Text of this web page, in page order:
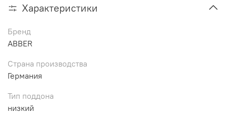
Характеристики
Бренд
ABBER
Страна производства
Германия
Тип поддона
низкий